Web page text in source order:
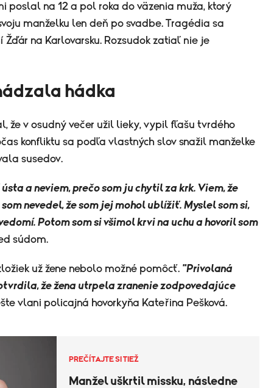
poslal na 12 a pol roka do väzenia muža, ktorý
manželku len deň po svadbe. Tragédia sa
na Karlovarsku. Rozsudok zatiaľ nie je
hádka
že v osudný večer užil lieky, vypil fľašu tvrdého
konfliktu sa podľa vlastných slov snažil manželke
susedov.
a neviem, prečo som ju chytil za krk. Viem, že
nevedel, že som jej mohol ublížiť. Myslel som si,
Potom som si všimol krvi na uchu a hovoril som
súdom.
už žene nebolo možné pomôcť. "Privolaná
že žena utrpela zranenie zodpovedajúce
vlani policajná hovorkyňa Kateřina Pešková.
PREČÍTAJTE SI TIEŽ
Manžel uškrtil missku, následne